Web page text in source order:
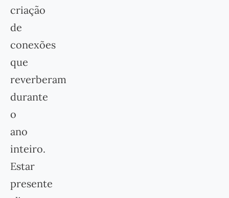
criação
de
conexões
que
reverberam
durante
o
ano
inteiro.
Estar
presente